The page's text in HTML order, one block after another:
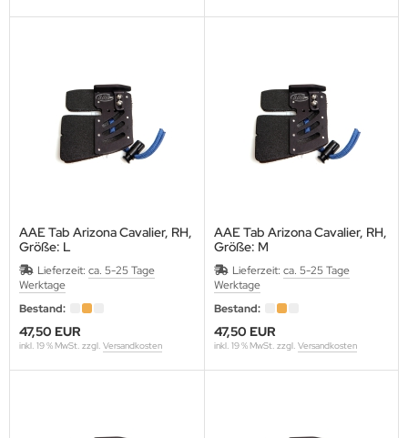
AAE Tab Arizona Cavalier, RH,
Größe: L
Lieferzeit: ca. 5-25 Tage
Werktage
Bestand:
47,50 EUR
inkl. 19 % MwSt. zzgl. Versandkosten
AAE Tab Arizona Cavalier, RH,
Größe: M
Lieferzeit: ca. 5-25 Tage
Werktage
Bestand:
47,50 EUR
inkl. 19 % MwSt. zzgl. Versandkosten
50 GEAR